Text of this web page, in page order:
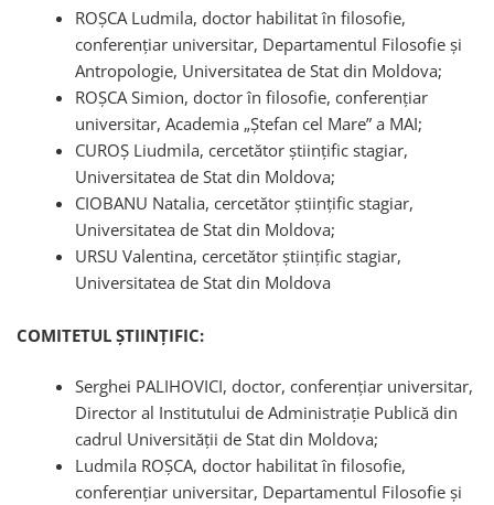
ROȘCA Ludmila, doctor habilitat în filosofie,
conferențiar universitar, Departamentul Filosofie și
Antropologie, Universitatea de Stat din Moldova;
ROȘCA Simion, doctor în filosofie, conferențiar
universitar, Academia „Ștefan cel Mare” a MAI;
CUROȘ Liudmila, cercetător științific stagiar,
Universitatea de Stat din Moldova;
CIOBANU Natalia, cercetător științific stagiar,
Universitatea de Stat din Moldova;
URSU Valentina, cercetător științific stagiar,
Universitatea de Stat din Moldova
COMITETUL ȘTIINȚIFIC:
Serghei PALIHOVICI, doctor, conferențiar universitar,
Director al Institutului de Administrație Publică din
cadrul Universității de Stat din Moldova;
Ludmila ROȘCA, doctor habilitat în filosofie,
conferențiar universitar, Departamentul Filosofie și